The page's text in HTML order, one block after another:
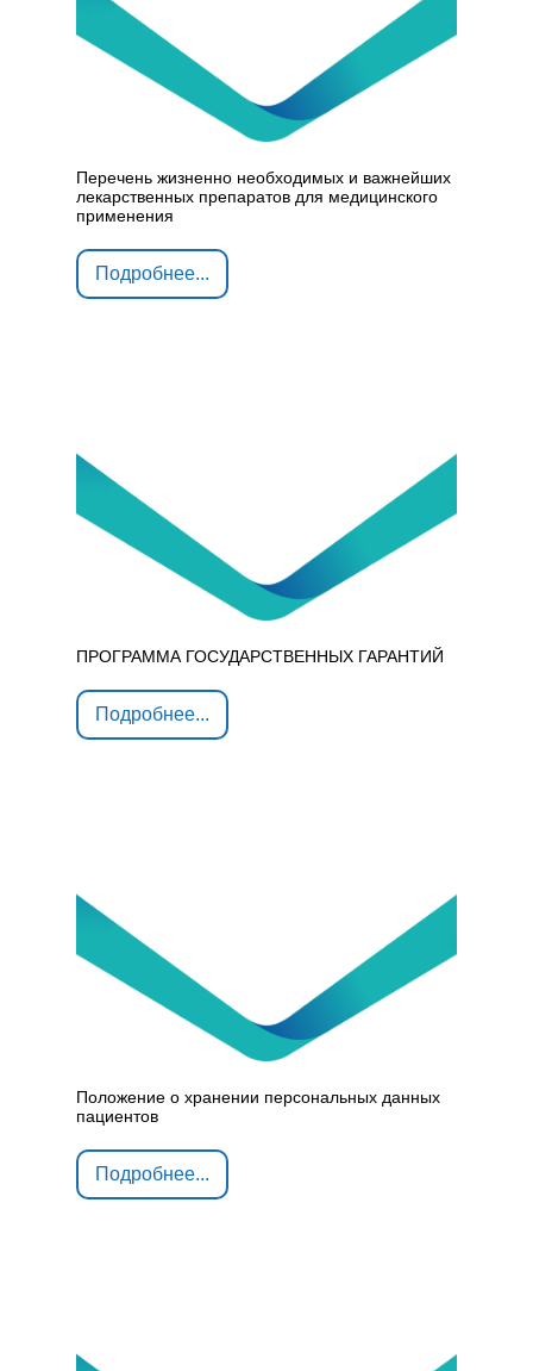
Перечень жизненно необходимых и важнейших
лекарственных препаратов для медицинского
применения
Подробнее...
ПРОГРАММА ГОСУДАРСТВЕННЫХ ГАРАНТИЙ
Подробнее...
Положение о хранении персональных данных
пациентов
Подробнее...